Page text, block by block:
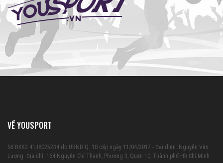
VỀ YOUSPORT
Số ĐKKD 41J8025234 do UBND Q. 10 cấp ngày 11/04/2017 - Đại diện: Nguyễn Văn
Lượng. Địa chỉ: 164 Nguyễn Chí Thanh, Phường 3, Quận 10, Thành phố Hồ Chí Minh.